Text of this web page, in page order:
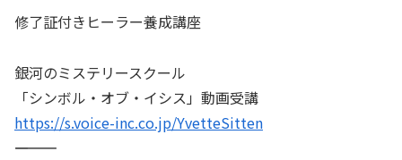
修了証付きヒーラー養成講座
銀河のミステリースクール
「シンボル・オブ・イシス」動画受講
https://s.voice-inc.co.jp/YvetteSitten
――――――――――